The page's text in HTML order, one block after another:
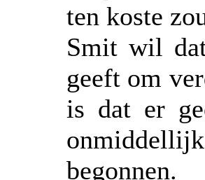
ten koste
Smit wil
geeft om
is dat er
begonnen.